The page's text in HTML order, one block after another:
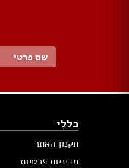
כללי
תקנון האתר
מדיניות פרטיות